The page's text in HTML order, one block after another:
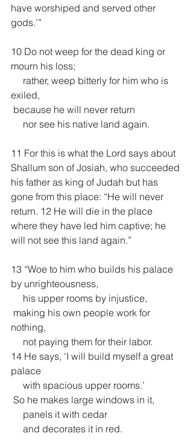
have worshiped and served other
gods.’”
10 Do not weep for the dead king or
mourn his loss;
exiled,
because he will never return
     nor see his native land again.
11 For this is what the Lord says about
Shallum son of Josiah, who succeeded
his father as king of Judah but has
gone from this place: “He will never
return. 12 He will die in the place
where they have led him captive; he
will not see this land again.”
13 “Woe to him who builds his palace
by unrighteousness,
     his upper rooms by injustice,
nothing,
     not paying them for their labor.
14 He says, ‘I will build myself a great
palace
     with spacious upper rooms.’
So he makes large windows in it,
     panels it with cedar
     and decorates it in red.